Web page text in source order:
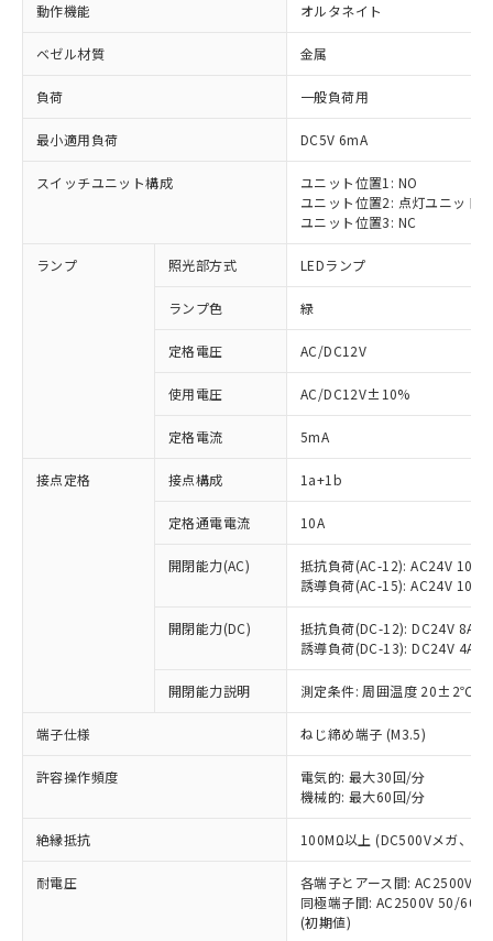
動作機能 オルタネイト
ベゼル材質 金属
負荷 一般負荷用
最小適用負荷 DC5V 6mA
スイッチユニット構成
ユニット位置1: NO
ユニット位置2: 点灯ユニット
ユニット位置3: NC
ランプ 照光部方式 LEDランプ
ランプ色 緑
定格電圧 AC/DC12V
使用電圧 AC/DC12V±10%
定格電流 5mA
接点定格 接点構成 1a+1b
定格通電電流 10A
開閉能力(AC)
抵抗負荷(AC-12): AC24V 10A/
誘導負荷(AC-15): AC24V
開閉能力(DC)
抵抗負荷(DC-12): DC24V 8A/
誘導負荷(DC-13): DC24V 4A/
開閉能力説明 測定条件: 周囲温度 20±2℃、
端子仕様 ねじ締め端子 (M3.5)
許容操作頻度
電気的: 最大30回/分
機械的: 最大60回/分
絶縁抵抗 100MΩ以上 (DC500Vメガ、点
耐電圧
各端子とアース間: AC2500V
同極端子間: AC2500V 50/
(初期値)
ご利用条件
ご利用ください。
本サービスは、当社制御機器事業取扱
商品の当社在庫状況および標準価格
(税抜)を提供させていただくもので
当社制御機器事業取扱商品の中には、
本サービスの対象外となる商品もある
ことをご了承ください。
在庫状況および標準価格照会結果は、
対応済み：EU RoHS指令（10物質）の
非含有に対応した製品が提供可能な商品で
対応予定：EU RoHS指令（10物質）の非含
有に対応した製品に切り替える予定のある
対応予定なし：EU RoHS指令（10物質）の
非含有に非対応の商品で、対応品を出す予
定はありません。
調査・確認中：EU RoHS指令（10物質）の
非含有の対応状況を調査中または確認中の
害物質有無と関係のない商品です。
仕入先様の事情により、非含有部品として
いたものが、含有品と判明した場合などや
むを得ず変更することがあります。
※1 中国RoHS○×表
「○」：最大均質材料含有率が中国RoHSの
基準値以下であることを示します。
「×」：最大均質材料含有率が中国RoHSの
基準値を超えていることを示します。
「－」：未確認です。当社販売部門へお問
当社は、これら貴社製品のうち、外国
為替および外国貿易法に定める商品